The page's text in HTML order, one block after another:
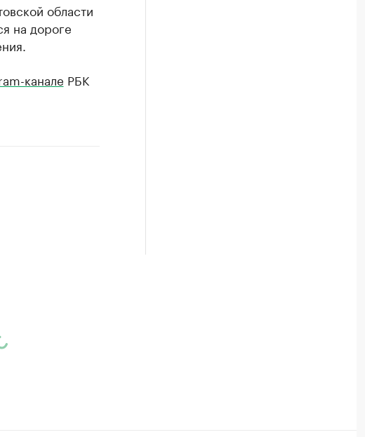
области
на дороге
канале РБК